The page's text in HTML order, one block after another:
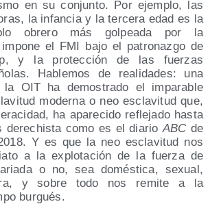
en su conjunto. Por ejemplo, las
la infancia y la tercera edad es la
obrero más golpeada por la
el FMI bajo el patronazgo de
y la protección de las fuerzas
Hablemos de realidades: una
la OIT ha demostrado el imparable
moderna o neo esclavitud que,
ha aparecido reflejado hasta
derechista como es el diarioABCde
Y es que la neo esclavitud nos
a la explotación de la fuerza de
o no, sea doméstica, sexual,
y sobre todo nos remite a la
burgués.